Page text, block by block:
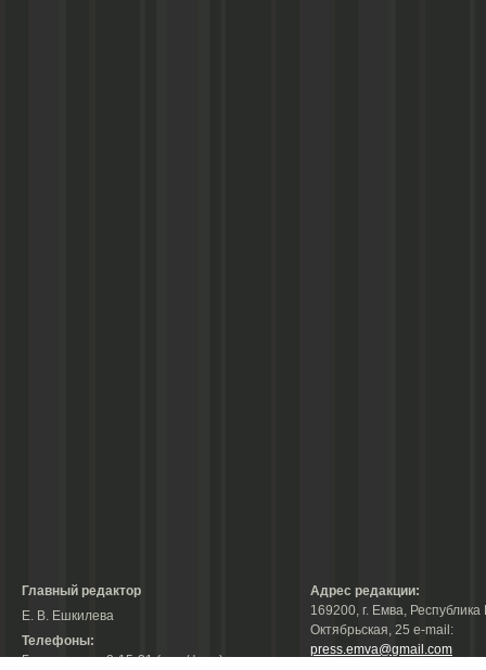
Главный редактор
Е. В. Ешкилева
Телефоны:
Гл. редактор: 2-15-31 (тел./факс);
Адрес редакции:
169200, г. Емва, Республика
Октябрьская, 25 е-mail:
press.emva@gmail.com